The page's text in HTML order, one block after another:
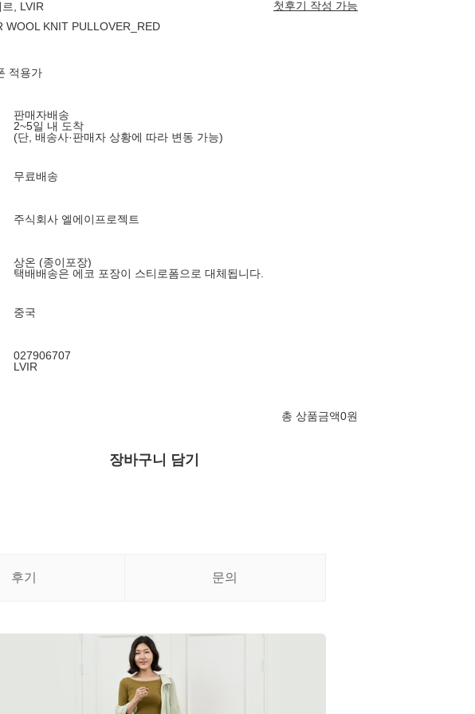
르, LVIR
첫후기 작성 가능
WOOL KNIT PULLOVER_RED
적용가
판매자배송
2~5일 내 도착
(단, 배송사·판매자 상황에 따라 변동 가능)
무료배송
주식회사 엘에이프로젝트
상온 (종이포장)
택배배송은 에코 포장이 스티로폼으로 대체됩니다.
중국
027906707
LVIR
총 상품금액0원
장바구니 담기
후기 문의